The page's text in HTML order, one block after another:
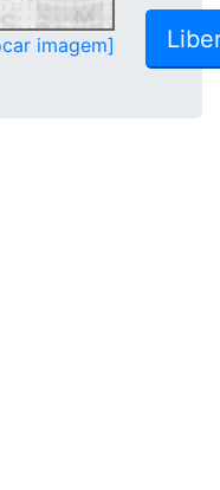
imagem]